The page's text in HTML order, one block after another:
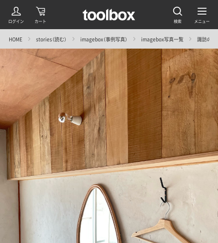
HOME stories（読む） imagebox（事例写真） imagebox写真一覧 諏訪の